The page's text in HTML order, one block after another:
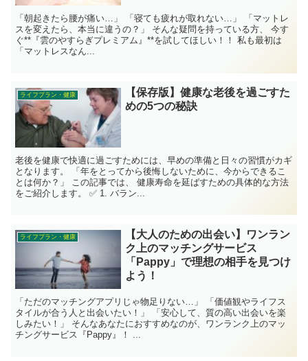
「朝起きたら腰が痛い…」 「寝ても疲れが取れない…」 「マットレ
スを変えたら、本当に違うの？」 そんな疑問を持っている方、 今す
ぐ**『雲のやすらぎプレミアム』**を試してほしい！！ 私も最初は
「マットレスなん...
ライフプラン・健康
【保存版】健康な老後を過ごすた
めの5つの秘訣
老後を健康で快適に過ごすためには、早めの準備と日々の習慣がカギ
となります。 「年をとってから後悔しないために、今からできるこ
とは何か？」 この記事では、 健康寿命を延ばすための具体的な方法
をご紹介します。 ✅ 1. バラン...
ライフプラン・健康
【大人のための出会い】ワンラン
ク上のマッチングサービス
「Pappy」で理想の相手を見つけ
よう！
「ただのマッチングアプリじゃ物足りない…」 「価値観やライフス
タイルが合う人と出会いたい！」 「安心して、質の高い出会いを楽
しみたい！」 そんなあなたにおすすめなのが、ワンランク上のマッ
チングサービス『Pappy』！ ...